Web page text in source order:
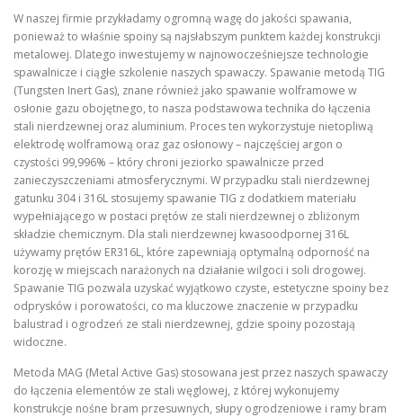
W naszej firmie przykładamy ogromną wagę do jakości spawania,
ponieważ to właśnie spoiny są najsłabszym punktem każdej konstrukcji
metalowej. Dlatego inwestujemy w najnowocześniejsze technologie
spawalnicze i ciągłe szkolenie naszych spawaczy. Spawanie metodą TIG
(Tungsten Inert Gas), znane również jako spawanie wolframowe w
osłonie gazu obojętnego, to nasza podstawowa technika do łączenia
stali nierdzewnej oraz aluminium. Proces ten wykorzystuje nietopliwą
elektrodę wolframową oraz gaz osłonowy – najczęściej argon o
czystości 99,996% – który chroni jeziorko spawalnicze przed
zanieczyszczeniami atmosferycznymi. W przypadku stali nierdzewnej
gatunku 304 i 316L stosujemy spawanie TIG z dodatkiem materiału
wypełniającego w postaci prętów ze stali nierdzewnej o zbliżonym
składzie chemicznym. Dla stali nierdzewnej kwasoodpornej 316L
używamy prętów ER316L, które zapewniają optymalną odporność na
korozję w miejscach narażonych na działanie wilgoci i soli drogowej.
Spawanie TIG pozwala uzyskać wyjątkowo czyste, estetyczne spoiny bez
odprysków i porowatości, co ma kluczowe znaczenie w przypadku
balustrad i ogrodzeń ze stali nierdzewnej, gdzie spoiny pozostają
widoczne.
Metoda MAG (Metal Active Gas) stosowana jest przez naszych spawaczy
do łączenia elementów ze stali węglowej, z której wykonujemy
konstrukcje nośne bram przesuwnych, słupy ogrodzeniowe i ramy bram